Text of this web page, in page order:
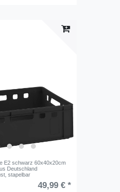
E2 schwarz 60x40x20cm
Deutschland
stapelbar
49,99 € *